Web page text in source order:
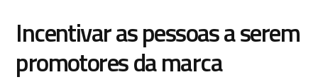
Incentivar as pessoas a serem
promotores da marca